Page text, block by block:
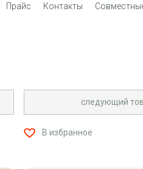
Прайс Контакты
следующий
В избранное